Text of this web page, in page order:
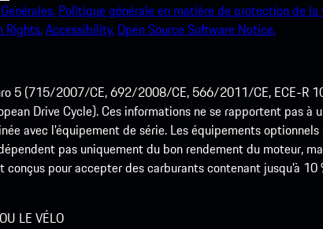
Politique générale en matière de protection de la
Rights.Accessibility.Open Source Software Notice.
5 (715/2007/CE, 692/2008/CE, 566/2011/CE, ECE-
Drive Cycle). Ces informations ne se rapportent pas
avec l’équipement de série. Les équipements
pas uniquement du bon rendement du
pour accepter des carburants contenant jusqu’à
LE VÉLO